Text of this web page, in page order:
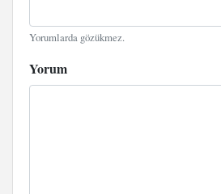
Yorumlarda gözükmez.
Yorum